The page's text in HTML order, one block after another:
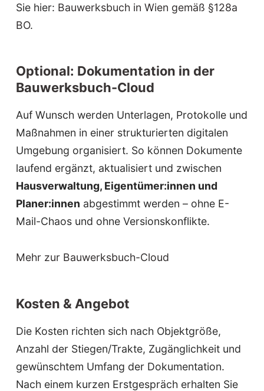
Sie hier: Bauwerksbuch in Wien gemäß §128a
BO.
Optional: Dokumentation in der
Bauwerksbuch-Cloud
Auf Wunsch werden Unterlagen, Protokolle und
Maßnahmen in einer strukturierten digitalen
Umgebung organisiert. So können Dokumente
laufend ergänzt, aktualisiert und zwischen
Hausverwaltung, Eigentümer:innen und
Planer:innen abgestimmt werden – ohne E-
Mail-Chaos und ohne Versionskonflikte.
Mehr zur Bauwerksbuch-Cloud
Kosten & Angebot
Die Kosten richten sich nach Objektgröße,
Anzahl der Stiegen/Trakte, Zugänglichkeit und
gewünschtem Umfang der Dokumentation.
Nach einem kurzen Erstgespräch erhalten Sie